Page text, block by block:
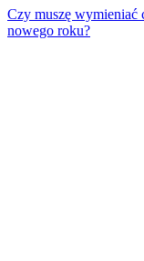
Czy muszę wymieniać
nowego roku?